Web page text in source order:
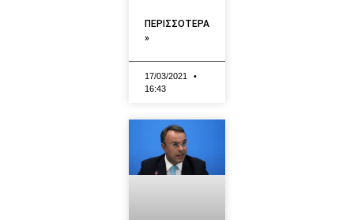
ΠΕΡΙΣΣΟΤΕΡΑ
»
17/03/2021
16:43